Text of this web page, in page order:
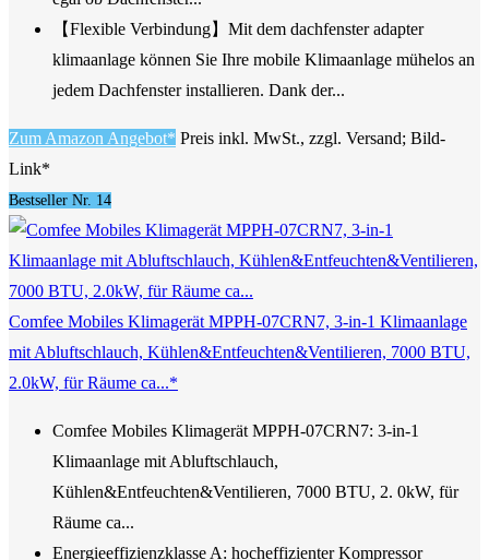
【Flexible Verbindung】Mit dem dachfenster adapter
klimaanlage können Sie Ihre mobile Klimaanlage mühelos an
jedem Dachfenster installieren. Dank der...
Zum Amazon Angebot* Preis inkl. MwSt., zzgl. Versand; Bild-
Link*
Bestseller Nr. 14
Comfee Mobiles Klimagerät MPPH-07CRN7, 3-in-1 Klimaanlage
mit Abluftschlauch, Kühlen&Entfeuchten&Ventilieren, 7000 BTU,
2.0kW, für Räume ca...*
Comfee Mobiles Klimagerät MPPH-07CRN7: 3-in-1
Klimaanlage mit Abluftschlauch,
Kühlen&Entfeuchten&Ventilieren, 7000 BTU, 2. 0kW, für
Räume ca...
Energieeffizienzklasse A: hocheffizienter Kompressor